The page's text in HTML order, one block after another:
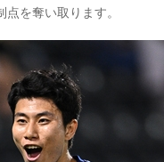
を奪い取ります。